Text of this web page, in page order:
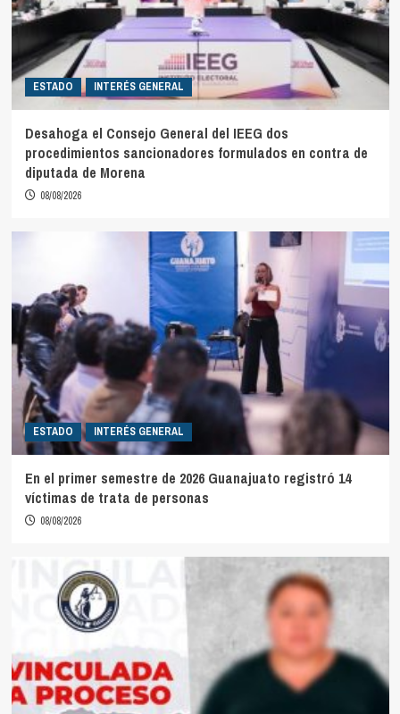
ESTADO INTERÉS GENERAL
Desahoga el Consejo General del IEEG dos
procedimientos sancionadores formulados en contra de
diputada de Morena
08/08/2026
ESTADO INTERÉS GENERAL
En el primer semestre de 2026 Guanajuato registró 14
víctimas de trata de personas
08/08/2026